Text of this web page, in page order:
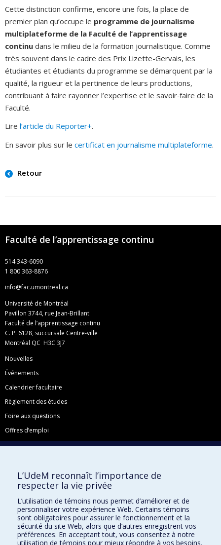
Cette distinction confirme, encore une fois, la place de
premier plan qu’occupe le programme de journalisme
multiplateforme de la Faculté de l’apprentissage
continu dans le milieu de la formation journalistique. Comme
très souvent dans le cadre des Prix Lizette-Gervais, les
étudiantes et étudiants du programme se démarquent par la
qualité, la rigueur et la pertinence de leurs productions,
contribuant à faire rayonner l’expertise et le savoir‑faire de la
Faculté.
Lire l’article du Reporter+.
En savoir plus sur le certificat en journalisme multiplateforme.
Retour
Faculté de l’apprentissage continu
514 343-6090
1 800 363-8876
info@fac.umontreal.ca
Université de Montréal
Pavillon 3744, rue Jean-Brillant
Faculté de l’apprentissage continu
C. P. 6128, succursale Centre-ville
Montréal QC H3C 3J7
Nouvelles
Événements
Calendrier facultaire
Règlement des études
Foire aux questions
Offres d’emploi
Facebook
LinkedIn
YouTube
Toutes nos présences sociales
École de français
Centre de perfectionnement
L’UdeM reconnaît l’importance de
respecter la vie privée
L’utilisation de témoins nous permet d’améliorer et de
personnaliser votre expérience Web. Certains témoins
sont obligatoires pour assurer le fonctionnement et la
sécurité du site Web, alors que d’autres enregistrent vos
préférences. En acceptant tout, vous consentez à notre
utilisation de témoins pour mieux répondre à vos besoins.